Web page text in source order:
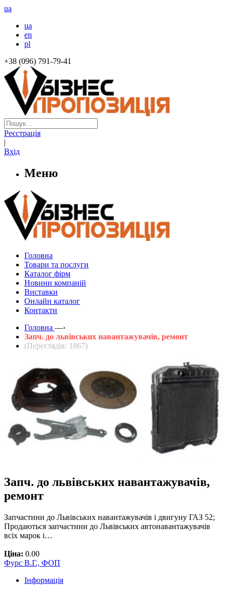
ua
ua
en
pl
+38 (096) 791-79-41
Реєстрація
|
Вхід
Меню
Головна
Товари та послуги
Каталог фірм
Новини компаній
Виставки
Онлайн каталог
Контакти
Головна —›
Запч. до львівських навантажувачів, ремонт
(Переглядів: 1867)
Запч. до львівських навантажувачів,
ремонт
Запчастини до Львівських навантажувачів і двигуну ГАЗ 52;
Продаються запчастини до Львівських автонавантажувачів
всіх марок і…
Ціна: 0.00
Фурс В.Г., ФОП
Інформація